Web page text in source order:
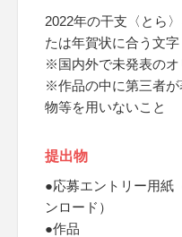
2022年の干支〈とら
たは年賀状に合う文字
※国内外で未発表のオ
※作品の中に第三者
物等を用いないこと
提出物
●応募エントリー用紙
ンロード）
●作品